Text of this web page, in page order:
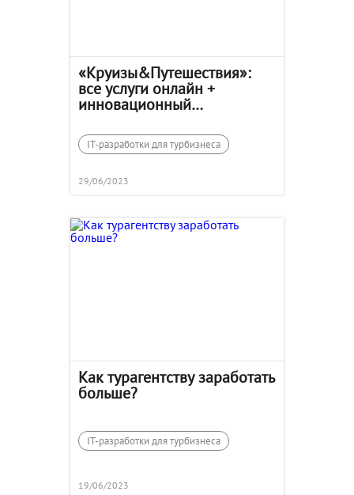
«Круизы&Путешествия»:
все услуги онлайн +
инновационный
30%
IT-разработки для турбизнеса
29/06/2023
Как турагентству заработать
больше?
IT-разработки для турбизнеса
19/06/2023